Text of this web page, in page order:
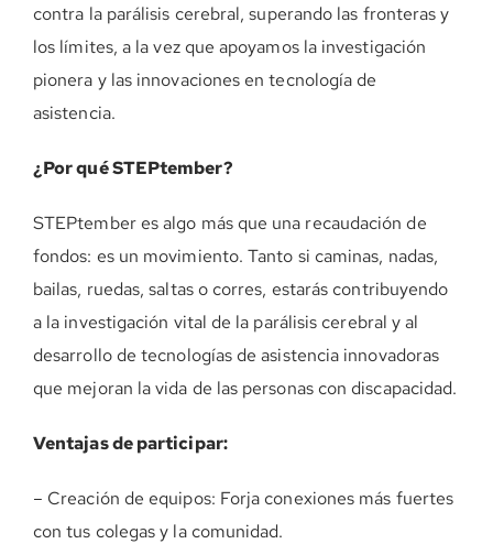
contra la parálisis cerebral, superando las fronteras y
los límites, a la vez que apoyamos la investigación
pionera y las innovaciones en tecnología de
asistencia.
¿Por qué STEPtember?
STEPtember es algo más que una recaudación de
fondos: es un movimiento. Tanto si caminas, nadas,
bailas, ruedas, saltas o corres, estarás contribuyendo
a la investigación vital de la parálisis cerebral y al
desarrollo de tecnologías de asistencia innovadoras
que mejoran la vida de las personas con discapacidad.
Ventajas de participar:
– Creación de equipos: Forja conexiones más fuertes
con tus colegas y la comunidad.